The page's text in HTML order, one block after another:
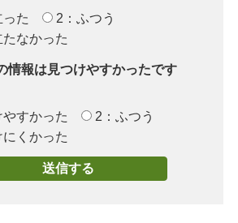
た
2：ふつう
なかった
情報は見つけやすかったです
すかった
2：ふつう
くかった